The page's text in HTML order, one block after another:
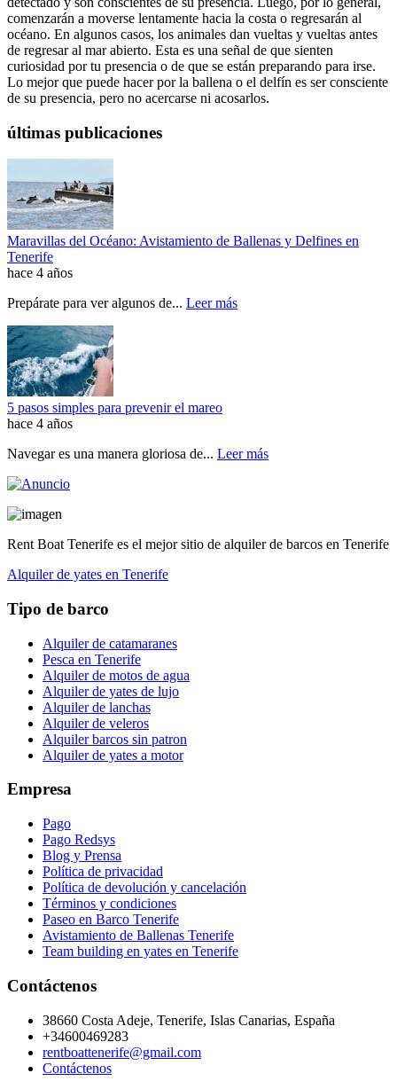
comenzarán a moverse lentamente hacia la costa o regresarán al
océano. En algunos casos, los animales dan vueltas y vueltas antes
de regresar al mar abierto. Esta es una señal de que sienten
curiosidad por tu presencia o de que se están preparando para irse.
Lo mejor que puede hacer por la ballena o el delfín es ser consciente
de su presencia, pero no acercarse ni acosarlos.
últimas publicaciones
Maravillas del Océano: Avistamiento de Ballenas y Delfines en
Tenerife
hace 4 años
Prepárate para ver algunos de... Leer más
5 pasos simples para prevenir el mareo
hace 4 años
Navegar es una manera gloriosa de... Leer más
Rent Boat Tenerife es el mejor sitio de alquiler de barcos en Tenerife
Alquiler de yates en Tenerife
Tipo de barco
Alquiler de catamaranes
Pesca en Tenerife
Alquiler de motos de agua
Alquiler de yates de lujo
Alquiler de lanchas
Alquiler de veleros
Alquiler barcos sin patron
Alquiler de yates a motor
Empresa
Pago
Pago Redsys
Blog y Prensa
Política de privacidad
Política de devolución y cancelación
Términos y condiciones
Paseo en Barco Tenerife
Avistamiento de Ballenas Tenerife
Team building en yates en Tenerife
Contáctenos
38660 Costa Adeje, Tenerife, Islas Canarias, España
+34600469283
rentboattenerife@gmail.com
Contáctenos